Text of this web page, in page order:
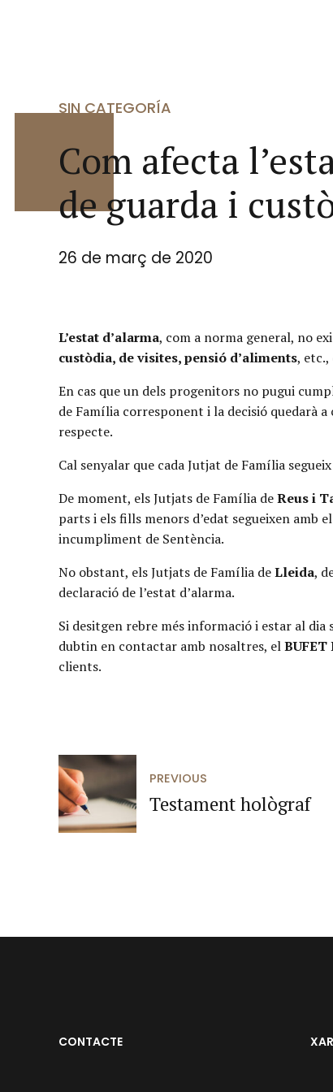
SIN CATEGORÍA
Com afecta
de guarda i
26 de març de 2020
L’estat d’alarma, com a norma general, no
custòdia, de visites, pensió d’aliments,
En cas que un dels progenitors no pugui
de Família corresponent i la decisió quedarà
respecte.
Cal senyalar que cada Jutjat de Família
De moment, els Jutjats de Família deReus i
parts i els fills menors d’edat segueixen amb
incumpliment de Sentència.
No obstant, els Jutjats de Família deLleida,
declaració de l’estat d’alarma.
Si desitgen rebre més informació i estar al
dubtin en contactar amb nosaltres, elBUFET
clients.
PREVIOUS
Testament hològraf
CONTACTE